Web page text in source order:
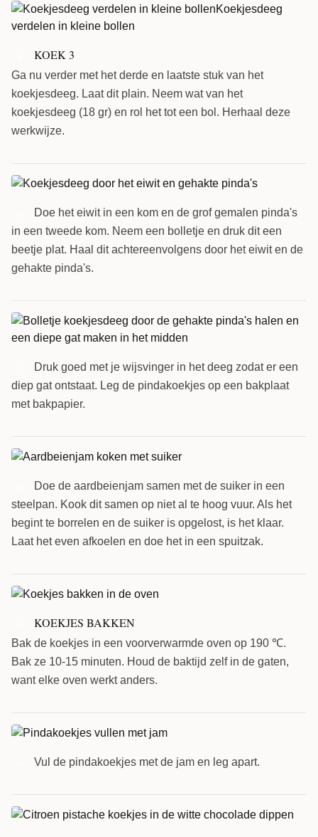
KOEK 3
Ga nu verder met het derde en laatste stuk van het
koekjesdeeg. Laat dit plain. Neem wat van het
koekjesdeeg (18 gr) en rol het tot een bol. Herhaal deze
werkwijze.
Doe het eiwit in een kom en de grof gemalen pinda's
in een tweede kom. Neem een bolletje en druk dit een
beetje plat. Haal dit achtereenvolgens door het eiwit en de
gehakte pinda's.
Druk goed met je wijsvinger in het deeg zodat er een
diep gat ontstaat. Leg de pindakoekjes op een bakplaat
met bakpapier.
Doe de aardbeienjam samen met de suiker in een
steelpan. Kook dit samen op niet al te hoog vuur. Als het
begint te borrelen en de suiker is opgelost, is het klaar.
Laat het even afkoelen en doe het in een spuitzak.
KOEKJES BAKKEN
Bak de koekjes in een voorverwarmde oven op 190 ℃.
Bak ze 10-15 minuten. Houd de baktijd zelf in de gaten,
want elke oven werkt anders.
Vul de pindakoekjes met de jam en leg apart.